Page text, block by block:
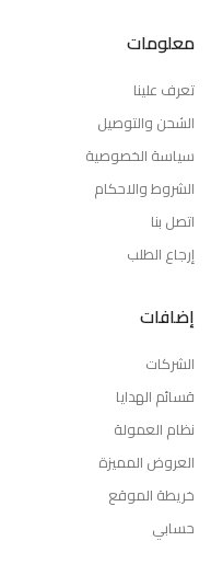
معلومات
تعرف علينا
الشحن والتوصيل
سياسة الخصوصية
الشروط والاحكام
اتصل بنا
إرجاع الطلب
إضافات
الشركات
قسائم الهدايا
نظام العمولة
العروض المميزة
خريطة الموقع
حسابي